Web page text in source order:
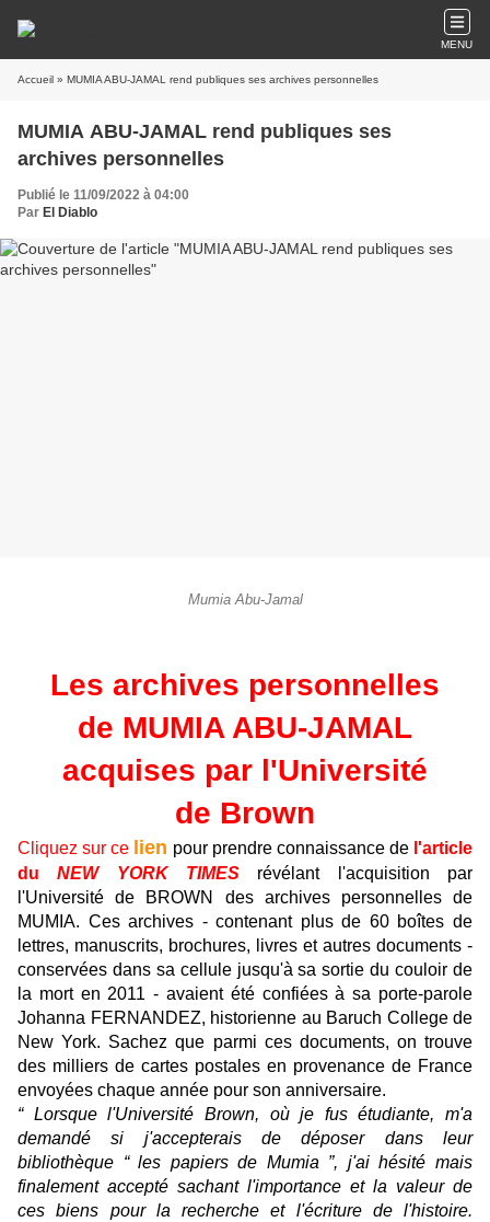
MENU
Accueil » MUMIA ABU-JAMAL rend publiques ses archives personnelles
MUMIA ABU-JAMAL rend publiques ses
archives personnelles
Publié le 11/09/2022 à 04:00
Par El Diablo
Mumia Abu-Jamal
Les archives personnelles
de MUMIA ABU-JAMAL
acquises par l'Université
de Brown
Cliquez sur ce lien pour prendre connaissance de l'article
duNEW YORK TIMES
révélant l'acquisition par
l'Université de BROWN des archives personnelles de
MUMIA. Ces archives - contenant plus de 60 boîtes de
lettres, manuscrits, brochures, livres et autres documents -
conservées dans sa cellule jusqu'à sa sortie du couloir de
la mort en 2011 - avaient été confiées à sa porte-parole
Johanna FERNANDEZ, historienne au Baruch College de
New York. Sachez que parmi ces documents, on trouve
des milliers de cartes postales en provenance de France
envoyées chaque année pour son anniversaire.
“ Lorsque l'Université Brown, où je fus étudiante, m'a
demandé si j'accepterais de déposer dans leur
bibliothèque “ les papiers de Mumia ”, j'ai hésité mais
finalement accepté sachant l'importance et la valeur de
ces biens pour la recherche et l'écriture de l'histoire.